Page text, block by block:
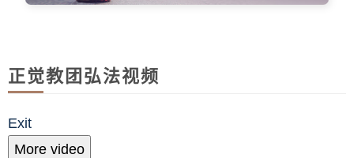
正觉教团弘法视频
Exit
More video